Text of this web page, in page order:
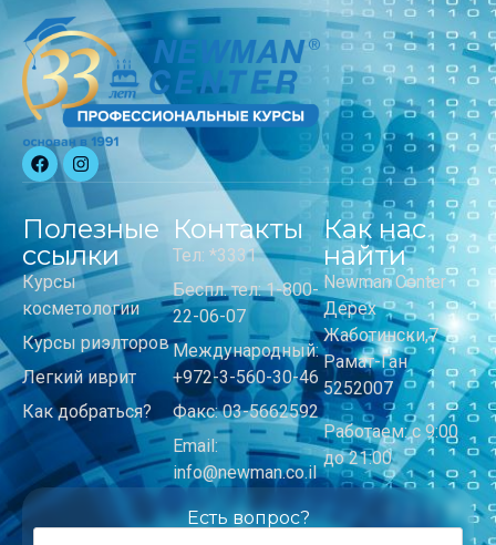
Полезные
ссылки
Курсы
косметологии
Курсы риэлторов
Легкий иврит
Как добраться?
Контакты
Тел: *3331
Беспл. тел: 1-800-
22-06-07
Международный:
+972-3-560-30-46
Факс: 03-5662592
Email:
info@newman.co.il
Как нас
найти
Newman Center
Дерех
Жаботински,7
Рамат-Ган
5252007
Работаем: с 9:00
до 21:00
Есть вопрос?